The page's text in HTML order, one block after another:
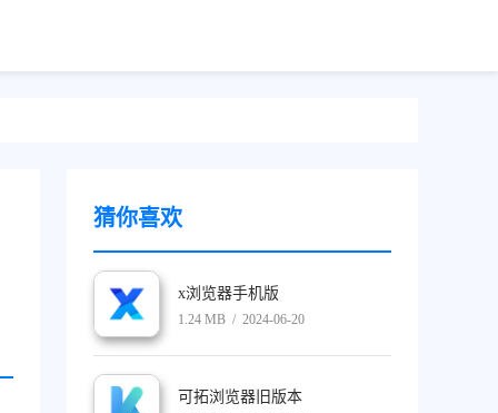
猜你喜欢
x浏览器手机版
1.24 MB / 2024-06-20
可拓浏览器旧版本